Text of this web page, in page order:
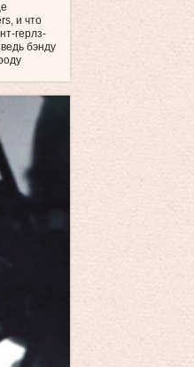
и что
герлз-
бэнду